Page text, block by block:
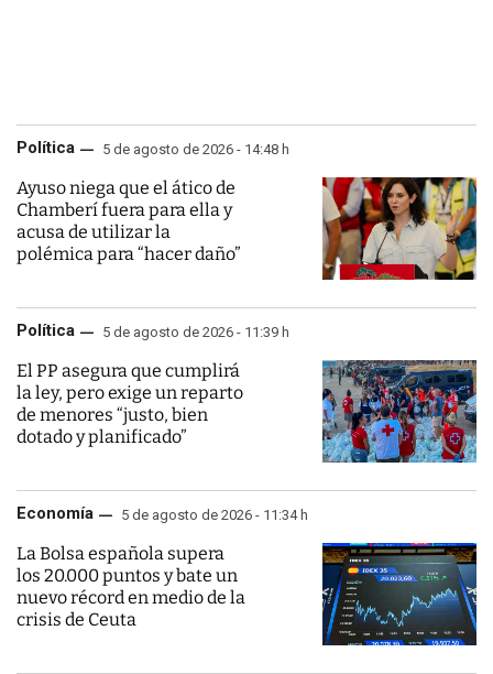
Política 5 de agosto de 2026 - 14:48 h
Ayuso niega que el ático de
Chamberí fuera para ella y
acusa de utilizar la
polémica para “hacer daño”
Política 5 de agosto de 2026 - 11:39 h
El PP asegura que cumplirá
la ley, pero exige un reparto
de menores “justo, bien
dotado y planificado”
Economía 5 de agosto de 2026 - 11:34 h
La Bolsa española supera
los 20.000 puntos y bate un
nuevo récord en medio de la
crisis de Ceuta